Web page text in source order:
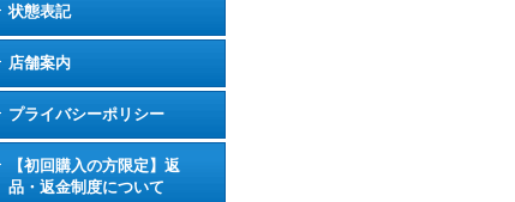
状態表記
店舗案内
プライバシーポリシー
【初回購入の方限定】返
品・返金制度について